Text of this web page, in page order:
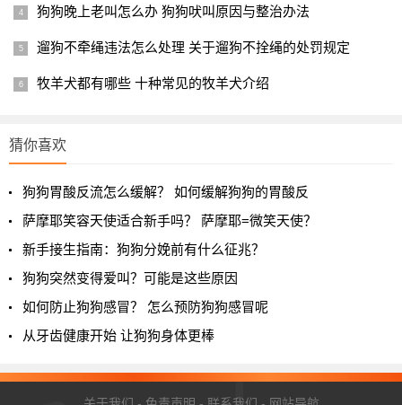
狗狗晚上老叫怎么办 狗狗吠叫原因与整治办法
遛狗不牵绳违法怎么处理 关于遛狗不拴绳的处罚规定
牧羊犬都有哪些 十种常见的牧羊犬介绍
猜你喜欢
狗狗胃酸反流怎么缓解？ 如何缓解狗狗的胃酸反
萨摩耶笑容天使适合新手吗？ 萨摩耶=微笑天使？
新手接生指南：狗狗分娩前有什么征兆？
狗狗突然变得爱叫？可能是这些原因
如何防止狗狗感冒？ 怎么预防狗狗感冒呢
从牙齿健康开始 让狗狗身体更棒